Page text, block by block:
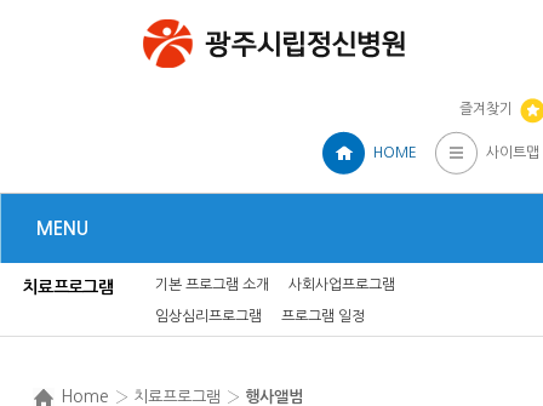
즐겨찾기
HOME 사이트맵
MENU
치료프로그램 기본 프로그램 소개 사회사업프로그램
임상심리프로그램 프로그램 일정
Home › 치료프로그램 › 행사앨범